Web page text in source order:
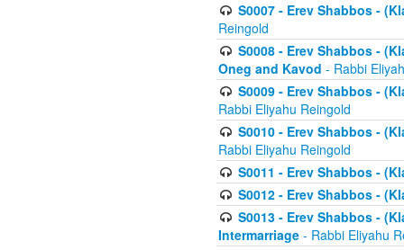
S0007 - Erev Shabbos -
Reingold
S0008 - Erev Shabbos -
Oneg and Kavod - Rabbi
S0009 - Erev Shabbos -
Rabbi Eliyahu Reingold
S0010 - Erev Shabbos -
Rabbi Eliyahu Reingold
S0011 - Erev Shabbos -
S0012 - Erev Shabbos -
S0013 - Erev Shabbos -
Intermarriage - Rabbi Eliyahu